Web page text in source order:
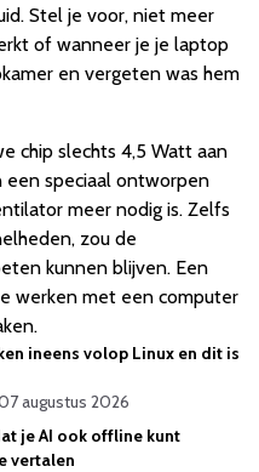
Stel je voor, niet meer
of wanneer je je laptop
en vergeten was hem
chip slechts 4,5 Watt aan
speciaal ontworpen
meer nodig is. Zelfs
zou de
kunnen blijven. Een
werken met een computer
ineens volop Linux en dit is
augustus 2026
je AI ook offline kunt
vertalen